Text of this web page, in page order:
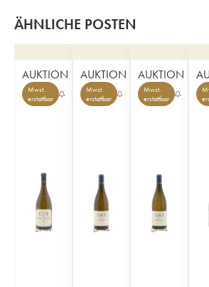
ÄHNLICHE POSTEN
AUKTION
Mwst.
erstattbar
AUKTION
Mwst.
erstattbar
AUKTION
Mwst.
erstattbar